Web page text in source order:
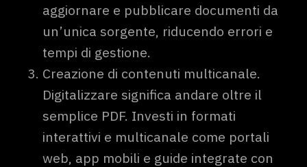
aggiornare e pubblicare documenti da
un’unica sorgente, riducendo errori e
tempi di gestione.
Creazione di contenuti multicanale.
Digitalizzare significa andare oltre il
semplice PDF. Investi in formati
interattivi e multicanale come portali
web, app mobili e guide integrate con